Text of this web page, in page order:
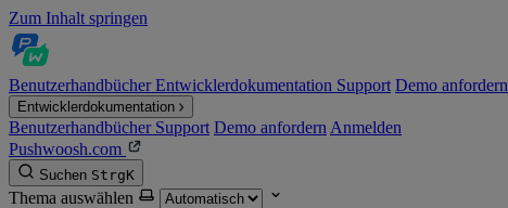
Zum Inhalt springen
BenutzerhandbücherEntwicklerdokumentation Support Demo anfordern
Entwicklerdokumentation
Benutzerhandbücher Support Demo anfordern Anmelden
Pushwoosh.com
Suchen StrgK
Thema auswählen